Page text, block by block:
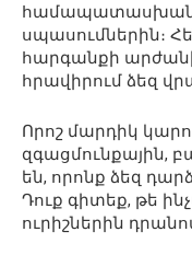
սպասումներին։
հարգանքի արժանի
հրավիրում ձեզ
Որոշ մարդիկ
զգացմունքային,
են, որոնք ձեզ
Դուք գիտեք, թե
ուրիշներին